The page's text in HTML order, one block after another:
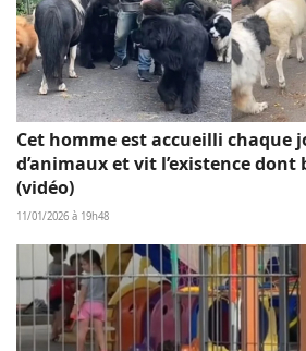
Cet homme est accueilli chaque
d’animaux et vit l’existence
(vidéo)
11/01/2026 à 19h48